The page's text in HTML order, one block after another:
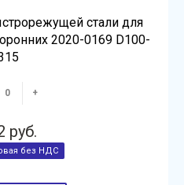
стали для
2020-0169 D100-
+
руб.